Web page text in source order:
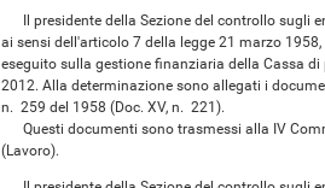
Il presidente della Sezione del controllo sugli
ai sensi dell'articolo 7 della legge 21 marzo
eseguito sulla gestione finanziaria della Cassa di
2012. Alla determinazione sono allegati i
n. 259 del 1958 (Doc. XV, n. 221).
Questi documenti sono trasmessi alla IV
(Lavoro).